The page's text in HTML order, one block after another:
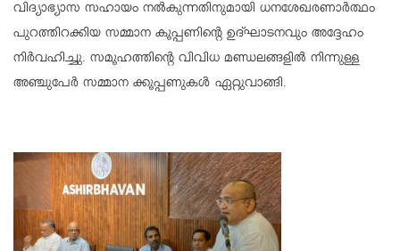
വിദ്യാഭ്യാസ സഹായം നൽകുന്നതിനുമായി ധനശേഖരണാർത്ഥം
പുറത്തിറക്കിയ സമ്മാന കൂപ്പണിന്റെ ഉദ്ഘാടനവും അദ്ദേഹം
നിർവഹിച്ചു. സമൂഹത്തിന്റെ വിവിധ മണ്ഡലങ്ങളിൽ നിന്നുള്ള
അഞ്ചുപേർ സമ്മാന ക്കൂപ്പണുകൾ ഏറ്റുവാങ്ങി.